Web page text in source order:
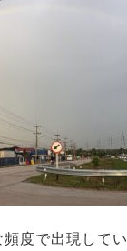
度で出現して